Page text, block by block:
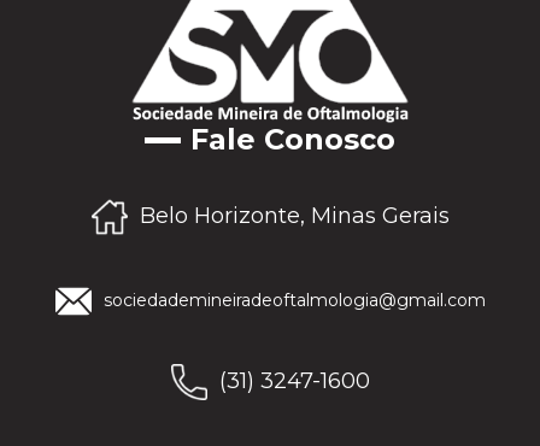
Fale Conosco
Belo Horizonte, Minas Gerais
sociedademineiradeoftalmologia@gmail.com
(31) 3247-1600